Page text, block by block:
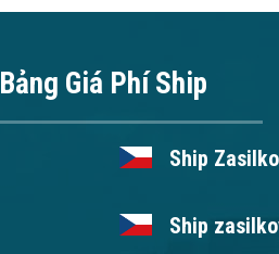
Bảng Giá Phí Ship
Ship
Ship